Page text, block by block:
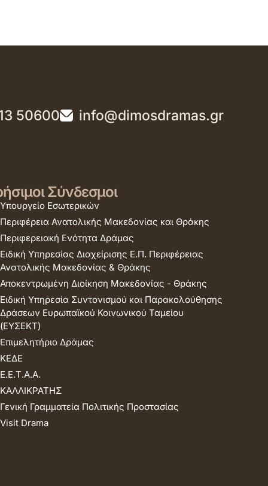
50600 info@dimosdramas.gr
Σύνδεσμοι
Υπουργείο Εσωτερικών
Περιφέρεια Ανατολικής Μακεδονίας και Θράκης
Περιφερειακή Ενότητα Δράμας
Ειδική Υπηρεσίας Διαχείρισης Ε.Π. Περιφέρειας
Ανατολικής Μακεδονίας & Θράκης
Αποκεντρωμένη Διοίκηση Μακεδονίας - Θράκης
Ειδική Υπηρεσία Συντονισμού και Παρακολούθησης
Δράσεων Ευρωπαϊκού Κοινωνικού Ταμείου
(ΕΥΣΕΚΤ)
Επιμελητήριο Δράμας
ΚΕΔΕ
Ε.Ε.Τ.Α.Α.
ΚΑΛΛΙΚΡΑΤΗΣ
Γενική Γραμματεία Πολιτικής Προστασίας
Visit Drama